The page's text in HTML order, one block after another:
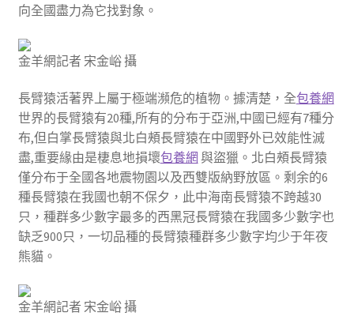
向全國盡力為它找對象。
金羊網記者 宋金峪 攝
長臂猿活著界上屬于極端瀕危的植物。據清楚，全包養網
世界的長臂猿有20種,所有的分布于亞洲,中國已經有7種分
布,但白掌長臂猿與北白頰長臂猿在中國野外已效能性滅
盡,重要緣由是棲息地損壞包養網 與盜獵。北白頰長臂猿
僅分布于全國各地震物園以及西雙版納野放區。剩余的6
種長臂猿在我國也朝不保夕，此中海南長臂猿不跨越30
只，種群多少數字最多的西黑冠長臂猿在我國多少數字也
缺乏900只，一切品種的長臂猿種群多少數字均少于年夜
熊貓。
金羊網記者 宋金峪 攝